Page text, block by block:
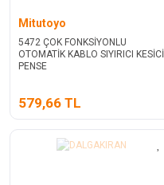
Mitutoyo
5472 ÇOK FONKSİYONLU
OTOMATİK KABLO SIYIRICI KESİCİ
PENSE
579,66 TL